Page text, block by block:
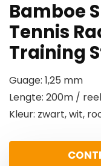
Bamboe
Tennis
Training
Guage: 1,25 mm
Lengte: 200m / reel
Kleur: zwart, wit,